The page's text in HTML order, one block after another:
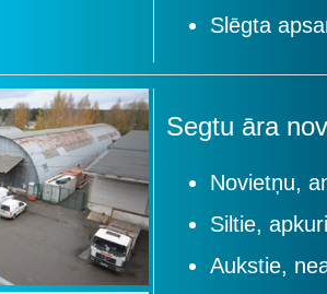
Slēgta
Segtu āra
Novietņu,
Siltie,
Aukstie,